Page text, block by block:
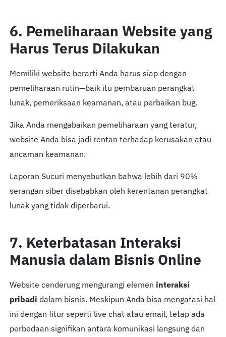
6. Pemeliharaan Website yang
Harus Terus Dilakukan
Memiliki website berarti Anda harus siap dengan
pemeliharaan rutin—baik itu pembaruan perangkat
lunak, pemeriksaan keamanan, atau perbaikan bug.
Jika Anda mengabaikan pemeliharaan yang teratur,
website Anda bisa jadi rentan terhadap kerusakan atau
ancaman keamanan.
Laporan Sucuri menyebutkan bahwa lebih dari 90%
serangan siber disebabkan oleh kerentanan perangkat
lunak yang tidak diperbarui.
7. Keterbatasan Interaksi
Manusia dalam Bisnis Online
Website cenderung mengurangi elemen interaksi
pribadi dalam bisnis. Meskipun Anda bisa mengatasi hal
ini dengan fitur seperti live chat atau email, tetap ada
perbedaan signifikan antara komunikasi langsung dan